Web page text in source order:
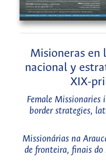
Misioneras en
nacional y
XIX-
Female
border strategies,
Missionárias na
de fronteira, finais do